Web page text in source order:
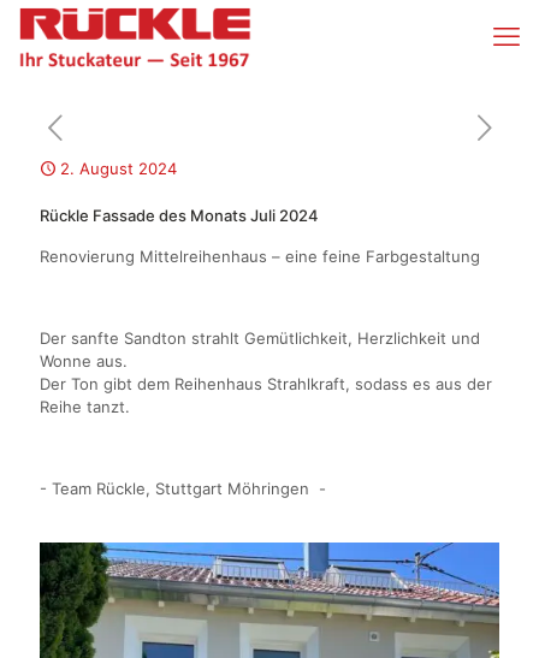
2. August 2024
Rückle Fassade des Monats Juli 2024
Renovierung Mittelreihenhaus – eine feine Farbgestaltung
Der sanfte Sandton strahlt Gemütlichkeit, Herzlichkeit und
Wonne aus.
Der Ton gibt dem Reihenhaus Strahlkraft, sodass es aus der
Reihe tanzt.
- Team Rückle, Stuttgart Möhringen -